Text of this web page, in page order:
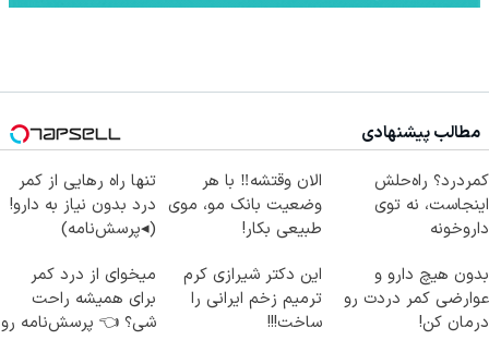
مطالب پیشنهادی
کمردرد؟ راه‌حلش
اینجاست، نه توی
داروخونه
الان وقتشه‼️ با هر
وضعیت بانک مو، موی
طبیعی بکار!
تنها راه رهایی از کمر
درد بدون نیاز به دارو!
(◂پرسش‌نامه)
بدون هیچ دارو و
عوارضی کمر دردت رو
درمان کن!
این دکتر شیرازی کرم
ترمیم زخم ایرانی را
ساخت!!!
میخوای از درد کمر
برای همیشه راحت
شی؟ 👈 پرسش‌نامه رو